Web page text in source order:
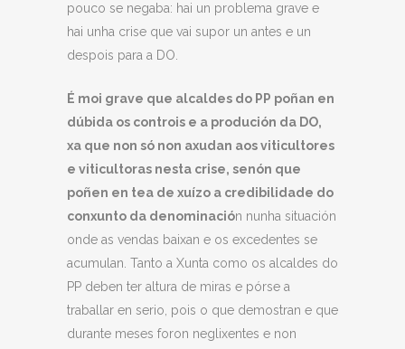
pouco se negaba: hai un problema grave e
hai unha crise que vai supor un antes e un
despois para a DO.
É moi grave que alcaldes do PP poñan en
dúbida os controis e a produción da DO,
xa que non só non axudan aos viticultores
e viticultoras nesta crise, senón que
poñen en tea de xuízo a credibilidade do
conxunto da denominación nunha situación
onde as vendas baixan e os excedentes se
acumulan. Tanto a Xunta como os alcaldes do
PP deben ter altura de miras e pórse a
traballar en serio, pois o que demostran e que
durante meses foron neglixentes e non